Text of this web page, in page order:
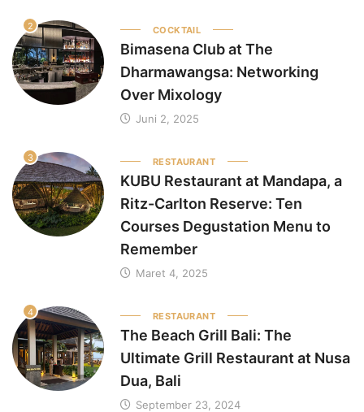
2 COCKTAIL
Bimasena Club at The
Dharmawangsa: Networking
Over Mixology
Juni 2, 2025
3 RESTAURANT
KUBU Restaurant at Mandapa, a
Ritz-Carlton Reserve: Ten
Courses Degustation Menu to
Remember
Maret 4, 2025
4 RESTAURANT
The Beach Grill Bali: The
Ultimate Grill Restaurant at Nusa
Dua, Bali
September 23, 2024